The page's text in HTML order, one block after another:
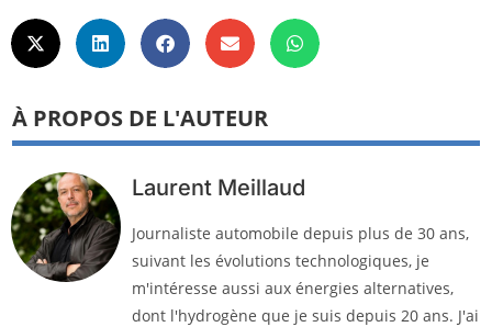
À PROPOS DE L'AUTEUR
Laurent Meillaud
Journaliste automobile depuis plus de 30 ans,
suivant les évolutions technologiques, je
m'intéresse aussi aux énergies alternatives,
dont l'hydrogène que je suis depuis 20 ans. J'ai